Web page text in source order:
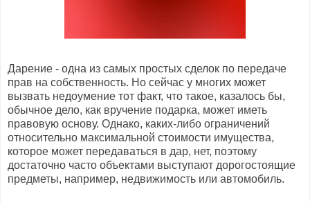
Дарение - одна из самых простых сделок по передаче
прав на собственность. Но сейчас у многих может
вызвать недоумение тот факт, что такое, казалось бы,
обычное дело, как вручение подарка, может иметь
правовую основу. Однако, каких-либо ограничений
относительно максимальной стоимости имущества,
которое может передаваться в дар, нет, поэтому
достаточно часто объектами выступают дорогостоящие
предметы, например, недвижимость или автомобиль.